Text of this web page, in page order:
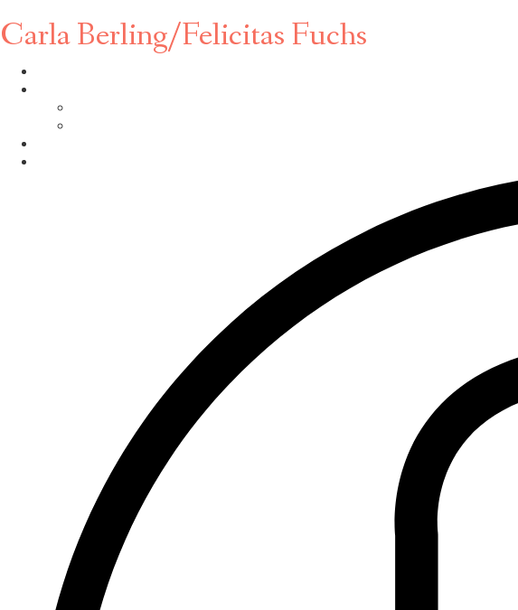
Carla Berling/Felicitas Fuchs